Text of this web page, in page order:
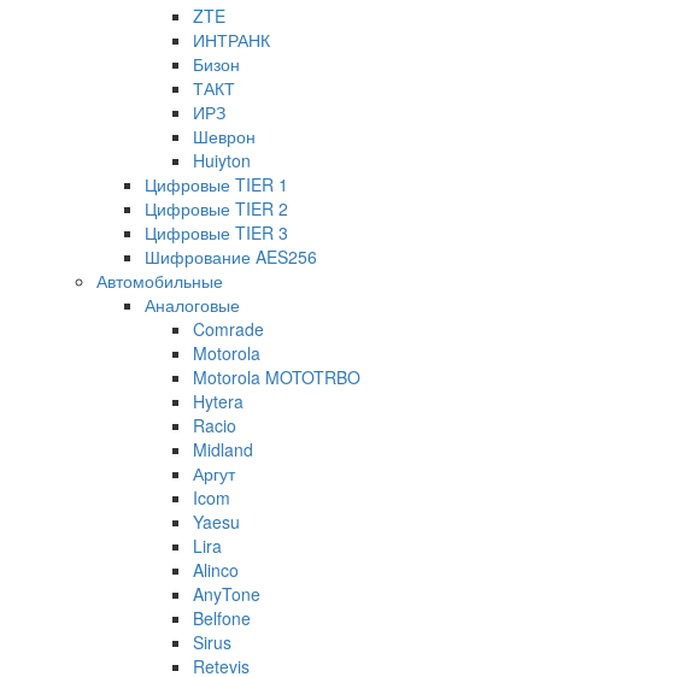
ZTE
ИНТРАНК
Бизон
ТАКТ
ИРЗ
Шеврон
Huiyton
Цифровые TIER 1
Цифровые TIER 2
Цифровые TIER 3
Шифрование AES256
Автомобильные
Аналоговые
Comrade
Motorola
Motorola MOTOTRBO
Hytera
Racio
Midland
Аргут
Icom
Yaesu
Lira
Alinco
AnyTone
Belfone
Sirus
Retevis